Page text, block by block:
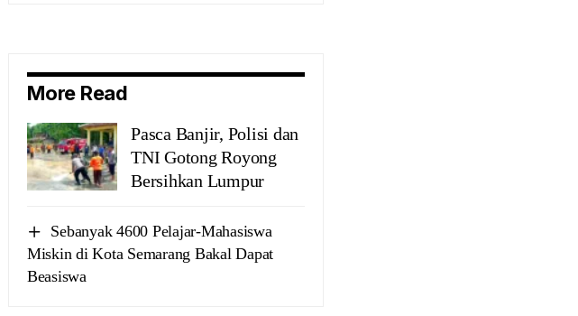
More Read
Pasca Banjir, Polisi dan
TNI Gotong Royong
Bersihkan Lumpur
Sebanyak 4600 Pelajar-Mahasiswa
Miskin di Kota Semarang Bakal Dapat
Beasiswa